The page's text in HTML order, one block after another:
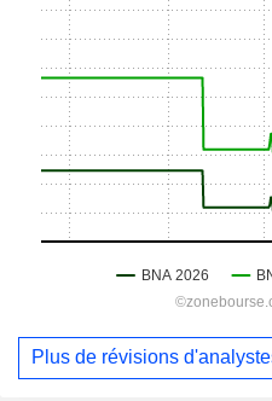
Plus de révisions